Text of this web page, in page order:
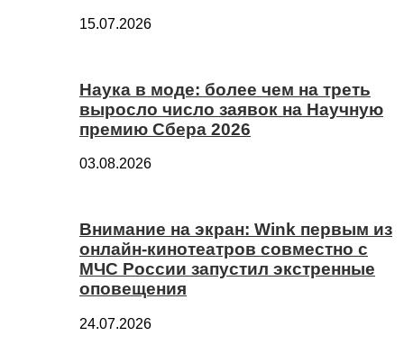
15.07.2026
Наука в моде: более чем на треть
выросло число заявок на Научную
премию Сбера 2026
03.08.2026
Внимание на экран: Wink первым из
онлайн-кинотеатров совместно с
МЧС России запустил экстренные
оповещения
24.07.2026